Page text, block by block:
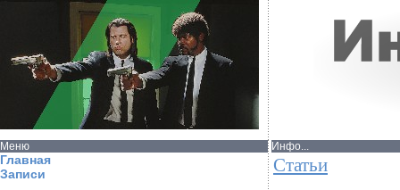
Меню
Главная
Записи
Инфо...
Статьи